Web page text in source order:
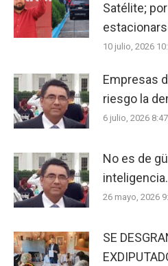
Satélite;
10 julio, 2026
Empresas
riesgo la
6 julio, 2026
No es de
inteligencia.
26 mayo, 2026
SE